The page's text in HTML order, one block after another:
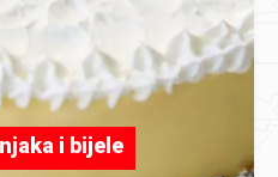
i bijele